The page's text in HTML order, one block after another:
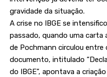
gravidade da situação.
A crise no IBGE se
passado, quando uma
de Pochmann circulou
documento, intitulado
do IBGE”, apontava a